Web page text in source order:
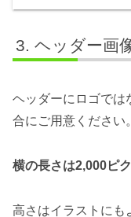
ヘッダー画
ヘッダーにロゴでは
合にご用意ください。
横の長さは2,000ピ
高さはイラストにも